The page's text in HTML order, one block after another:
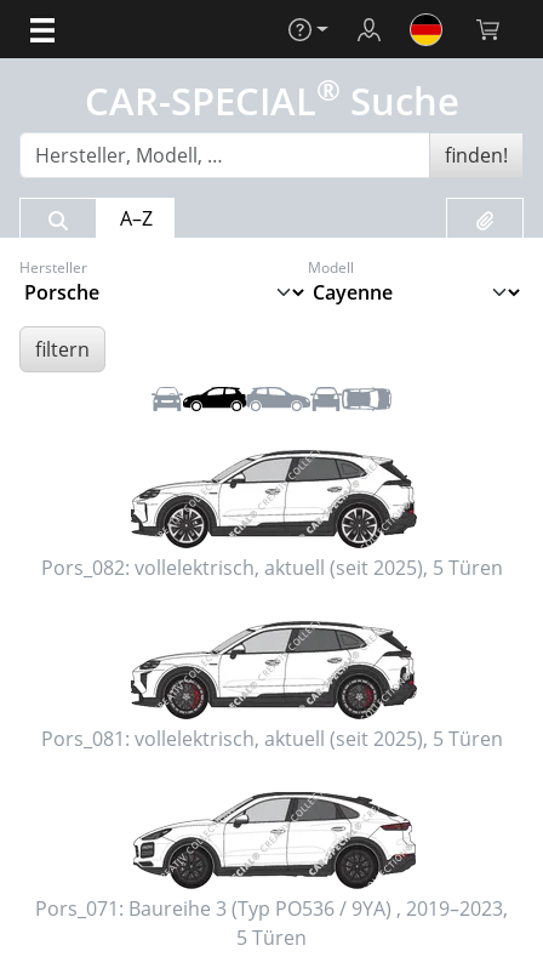
Hilfe Login
CAR-SPECIAL® Suche
finden!
Suchergebnis
A–Z
Hersteller Modell
filtern
FrontLinks RechtsHeckDach
Pors_082: vollelektrisch, aktuell (seit 2025), 5 Türen
Pors_081: vollelektrisch, aktuell (seit 2025), 5 Türen
Pors_071: Baureihe 3 (Typ PO536 / 9YA) , 2019–2023,
5 Türen